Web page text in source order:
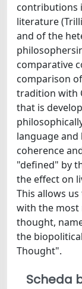
contributions
literature
and of the
comparative
comparison
tradition with
that is
language
coherence
"defined" by
the effect on
This allows
with the most
thought,
the
Thought".
Scheda